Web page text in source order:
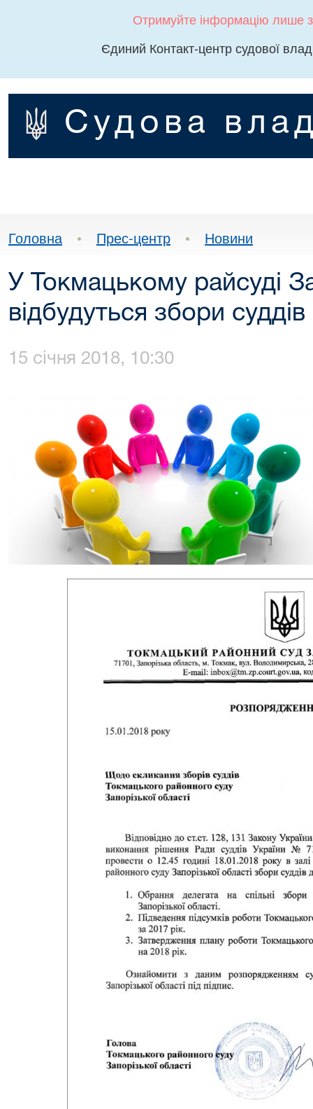
Отримуйте інформацію лише
Єдиний Контакт-центр судової
Судова
Головна • Прес-центр • Новини
У Токмацькому райсуді
відбудуться збори суддів
15 січня 2018, 10:30